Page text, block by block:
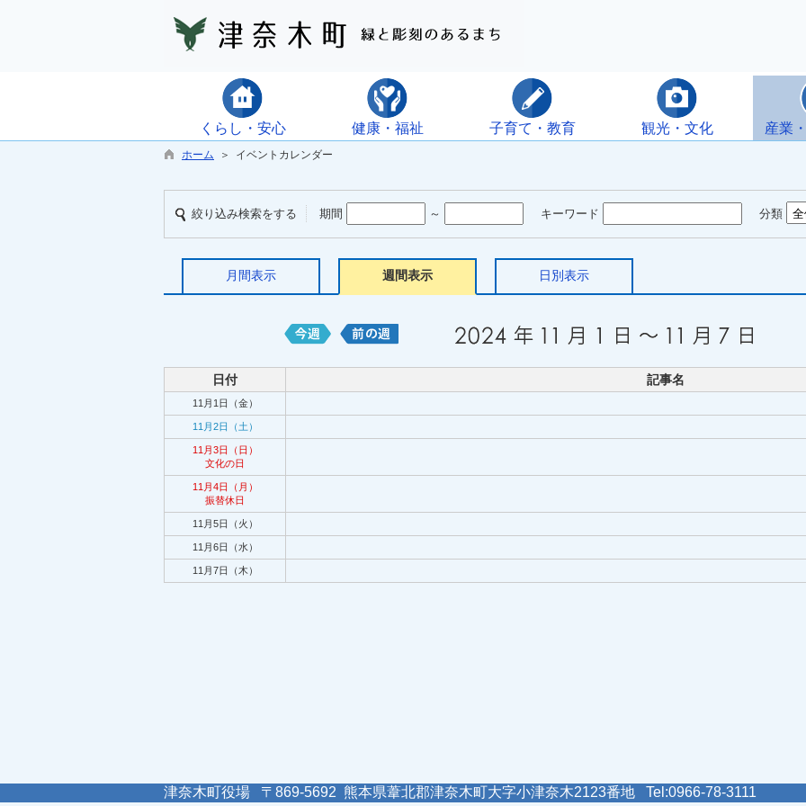
くらし・安心 健康・福祉 子育て・教育 観光・文化 産業
ホーム ＞ イベントカレンダー
絞り込み検索をする 期間 ～ キーワード 分類
月間表示 週間表示 日別表示
日付 記事名
11月1日（金）
11月2日（土）
11月3日（日）
文化の日
11月4日（月）
振替休日
11月5日（火）
11月6日（水）
11月7日（木）
津奈木町役場 〒869-5692 熊本県葦北郡津奈木町大字小津奈木2123番地 Tel:0966-78-3111